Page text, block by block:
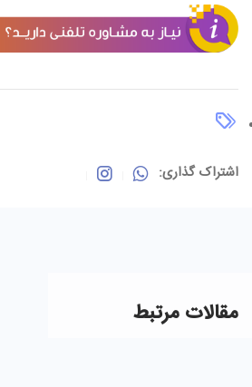
اشتراک گذاری:
مقالات مرتبط